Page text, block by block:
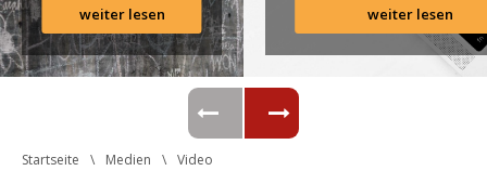
uns ein großes
Anliegen […]
weiter lesen
Gottesdienst: http://
Instagram: http://elim.wien
Facebook:
https://www.facebook.com/
Photo by iabzd on Unsplash
weiter lesen
Startseite Medien Video